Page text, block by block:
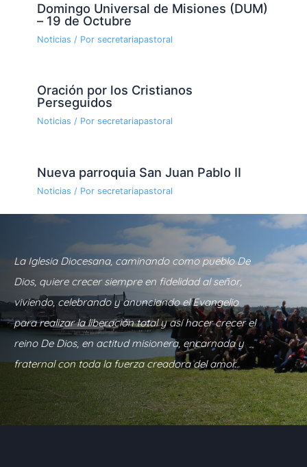
Domingo Universal de Misiones (DUM)
– 19 de Octubre
Noticias / Por secretariapastoral
Oración por los Cristianos
Perseguidos
Noticias / Por secretariapastoral
Nueva parroquia San Juan Pablo II
Noticias / Por secretariapastoral
La Iglesia Diocesana, caminando como pueblo De
Dios, quiere crecer siempre en fidelidad al señor,
viviendo, celebrando y anunciando el Evangelio
para realizar la liberación total y así hacer crecer el
reino De Dios, en actitud misionera, encarnada y
fraternal con toda la fuerza creadora del amor.